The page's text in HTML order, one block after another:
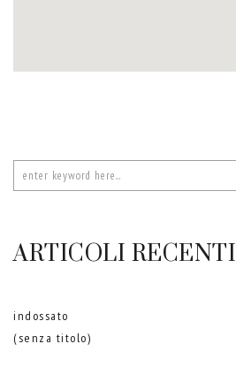
ARTICOLI RECENTI
indossato
(senza titolo)